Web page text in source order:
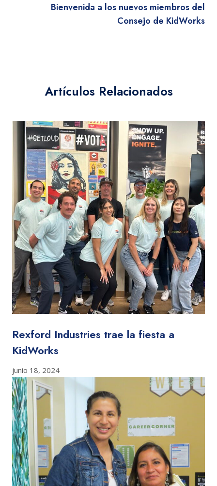
Bienvenida a los nuevos miembros del
Consejo de KidWorks
Artículos Relacionados
Rexford Industries trae la fiesta a
KidWorks
junio 18, 2024